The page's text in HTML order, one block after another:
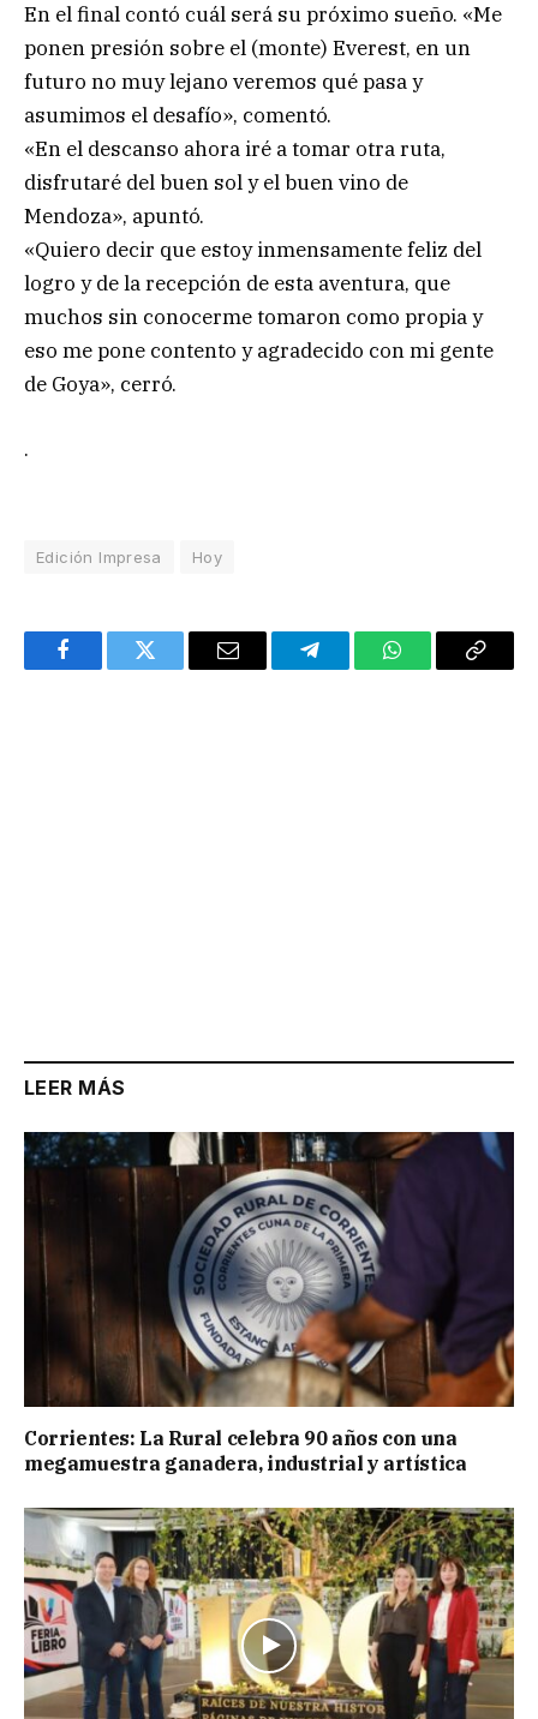
En el final contó cuál será su próximo sueño. «Me
ponen presión sobre el (monte) Everest, en un
futuro no muy lejano veremos qué pasa y
asumimos el desafío», comentó.
«En el descanso ahora iré a tomar otra ruta,
disfrutaré del buen sol y el buen vino de
Mendoza», apuntó.
«Quiero decir que estoy inmensamente feliz del
logro y de la recepción de esta aventura, que
muchos sin conocerme tomaron como propia y
eso me pone contento y agradecido con mi gente
de Goya», cerró.
.
Edición Impresa Hoy
FacebookTwitter Email TelegramWhatsAppCopy
LEER MÁS
Corrientes: La Rural celebra 90 años con una
megamuestra ganadera, industrial y artística